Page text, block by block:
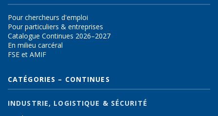
Pour chercheurs d'emploi
Pour particuliers & entreprises
Catalogue Continues 2026–2027
En milieu carcéral
FSE et AMIF
CATÉGORIES – CONTINUES
INDUSTRIE, LOGISTIQUE & SÉCURITÉ